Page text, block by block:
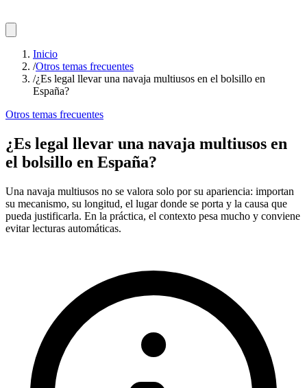
Inicio
/Otros temas frecuentes
/¿Es legal llevar una navaja multiusos en el bolsillo en
España?
Otros temas frecuentes
¿Es legal llevar una navaja multiusos en
el bolsillo en España?
Una navaja multiusos no se valora solo por su apariencia: importan
su mecanismo, su longitud, el lugar donde se porta y la causa que
pueda justificarla. En la práctica, el contexto pesa mucho y conviene
evitar lecturas automáticas.